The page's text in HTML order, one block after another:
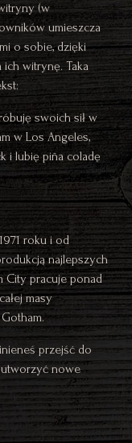
(w
umieszcza
o sobie, dzięki
witrynę. Taka
swoich sił w
w Los Angeles,
i lubię piña coladę
roku i od
najlepszych
City pracuje ponad
masy
przejść do
nowe